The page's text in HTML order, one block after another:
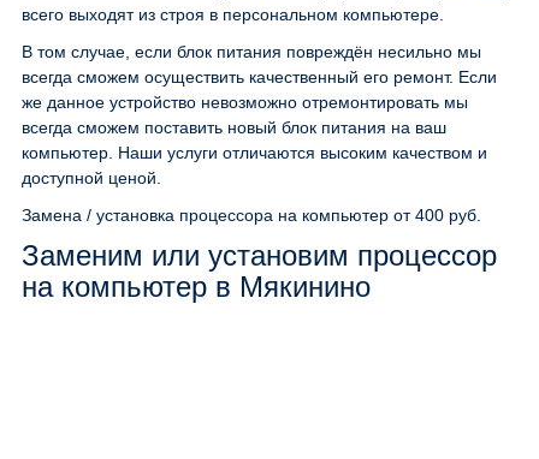
всего выходят из строя в персональном компьютере.
В том случае, если блок питания повреждён несильно мы
всегда сможем осуществить качественный его ремонт. Если
же данное устройство невозможно отремонтировать мы
всегда сможем поставить новый блок питания на ваш
компьютер. Наши услуги отличаются высоким качеством и
доступной ценой.
Замена / установка процессора на компьютер от 400 руб.
Заменим или установим процессор
на компьютер в Мякинино